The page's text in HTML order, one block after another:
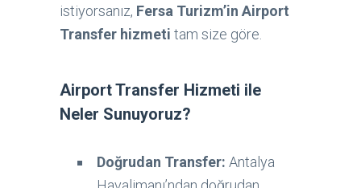
istiyorsanız, Fersa Turizm’in Airport
Transfer hizmeti tam size göre.
Airport Transfer Hizmeti ile
Neler Sunuyoruz?
Doğrudan Transfer: Antalya